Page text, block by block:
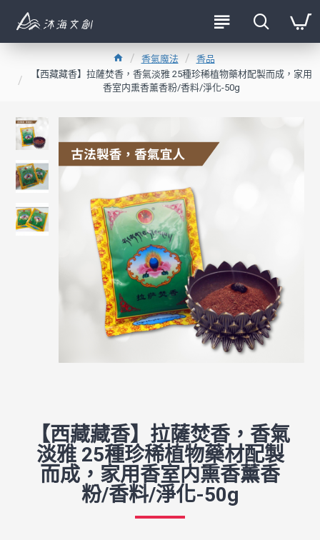
香氣魔法
香品
【西藏藏香】拉薩焚香，香氣淡雅 25種珍稀植物藥材配製而成，家用
香室内熏香薰香粉/香料/淨化-50g
【西藏藏香】拉薩焚香，香氣
淡雅 25種珍稀植物藥材配製
而成，家用香室内熏香薰香
粉/香料/淨化-50g